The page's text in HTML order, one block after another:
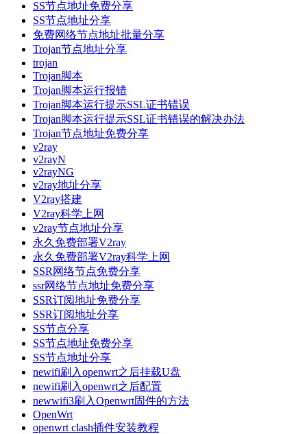
SS节点地址免费分享
SS节点地址分享
免费网络节点地址批量分享
Trojan节点地址分享
trojan
Trojan脚本
Trojan脚本运行报错
Trojan脚本运行提示SSL证书错误
Trojan脚本运行提示SSL证书错误的解决办法
Trojan节点地址免费分享
v2ray
v2rayN
v2rayNG
v2ray地址分享
V2ray搭建
V2ray科学上网
v2ray节点地址分享
永久免费部署V2ray
永久免费部署V2ray科学上网
SSR网络节点免费分享
ssr网络节点地址免费分享
SSR订阅地址免费分享
SSR订阅地址分享
SS节点分享
SS节点地址免费分享
SS节点地址分享
newifi刷入openwrt之后挂载U盘
newifi刷入openwrt之后配置
newwifi3刷入Openwrt固件的方法
OpenWrt
openwrt clash插件安装教程